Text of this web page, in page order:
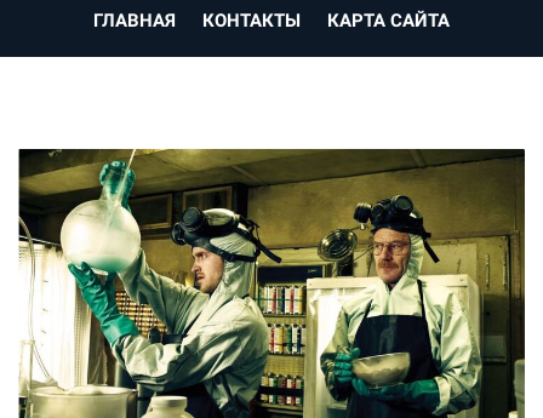
ГЛАВНАЯ КОНТАКТЫ КАРТА САЙТА